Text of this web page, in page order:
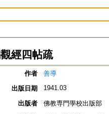
經四帖疏
作者
善導
出版日期
1941.03
出版者
佛教専門學校出版部